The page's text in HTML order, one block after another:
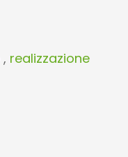
, realizzazione